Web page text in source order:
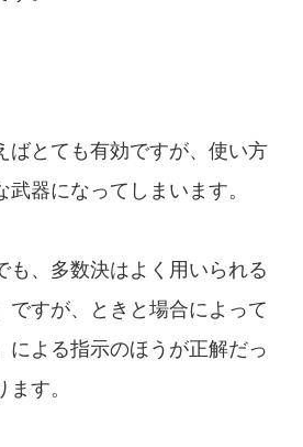
ばとても有効ですが、使い方
器になってしまいます。
も、多数決はよく用いられる
ですが、ときと場合によって
による指示のほうが正解だっ
す。